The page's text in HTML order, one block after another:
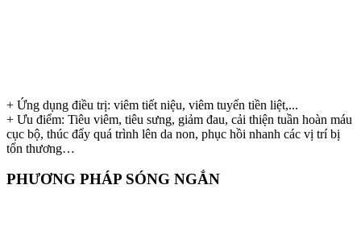
+ Ứng dụng điều trị: viêm tiết niệu, viêm tuyến tiền liệt,...
+ Ưu điểm: Tiêu viêm, tiêu sưng, giảm đau, cải thiện tuần hoàn máu
cục bộ, thúc đẩy quá trình lên da non, phục hồi nhanh các vị trí bị
tổn thương…
PHƯƠNG PHÁP SÓNG NGẮN